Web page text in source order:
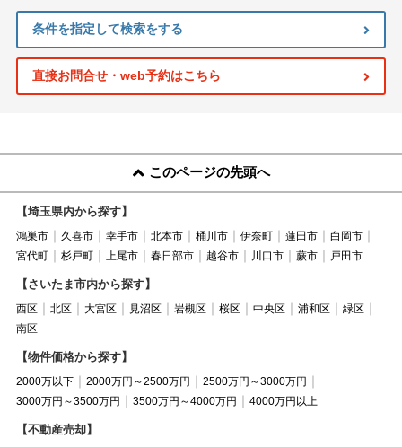
条件を指定して検索をする
直接お問合せ・web予約はこちら
このページの先頭へ
【埼玉県内から探す】
鴻巣市 久喜市 幸手市 北本市 桶川市 伊奈町 蓮田市
白岡市
宮代町
杉戸町 上尾市 春日部市 越谷市 川口市 蕨市 戸田市
【さいたま市内から探す】
西区 北区 大宮区 見沼区 岩槻区 桜区 中央区 浦和区
緑区
南区
【物件価格から探す】
2000万以下 2000万円～2500万円
2500万円～3000万円
3000万円～3500万円
3500万円～4000万円 4000万円以上
【不動産売却】